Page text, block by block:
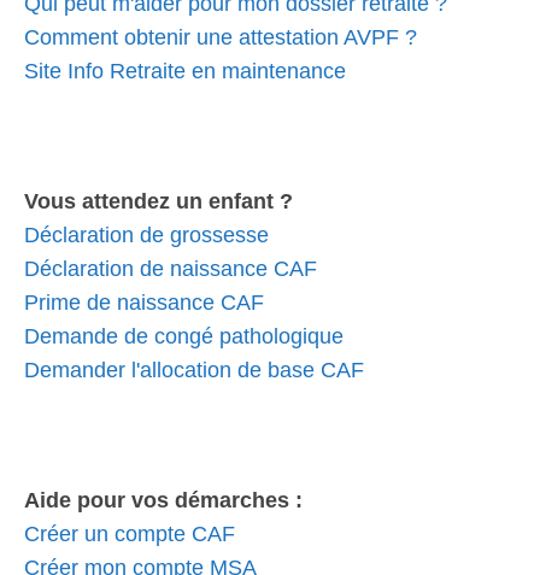
Comment obtenir une attestation AVPF ?
Site Info Retraite en maintenance
Vous attendez un enfant ?
Déclaration de grossesse
Déclaration de naissance CAF
Prime de naissance CAF
Demande de congé pathologique
Demander l'allocation de base CAF
Aide pour vos démarches :
Créer un compte CAF
Créer mon compte MSA